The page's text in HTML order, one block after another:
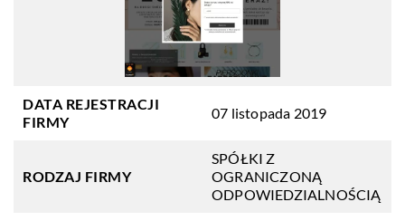
DATA REJESTRACJI
FIRMY
07 listopada 2019
RODZAJ FIRMY
SPÓŁKI Z
OGRANICZONĄ
ODPOWIEDZIALNOŚCIĄ